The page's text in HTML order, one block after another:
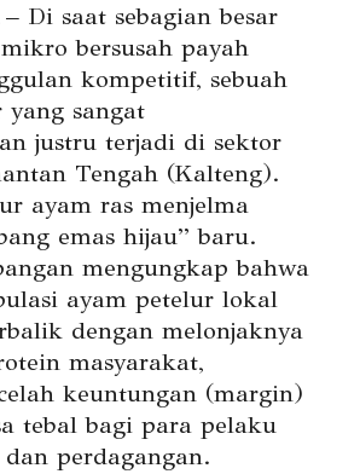
Di saat sebagian besar
bersusah payah
kompetitif, sebuah
yang sangat
justru terjadi di sektor
Tengah (Kalteng).
ayam ras menjelma
emas hijau” baru.
mengungkap bahwa
ayam petelur lokal
dengan melonjaknya
masyarakat,
keuntungan (margin)
tebal bagi para pelaku
perdagangan.